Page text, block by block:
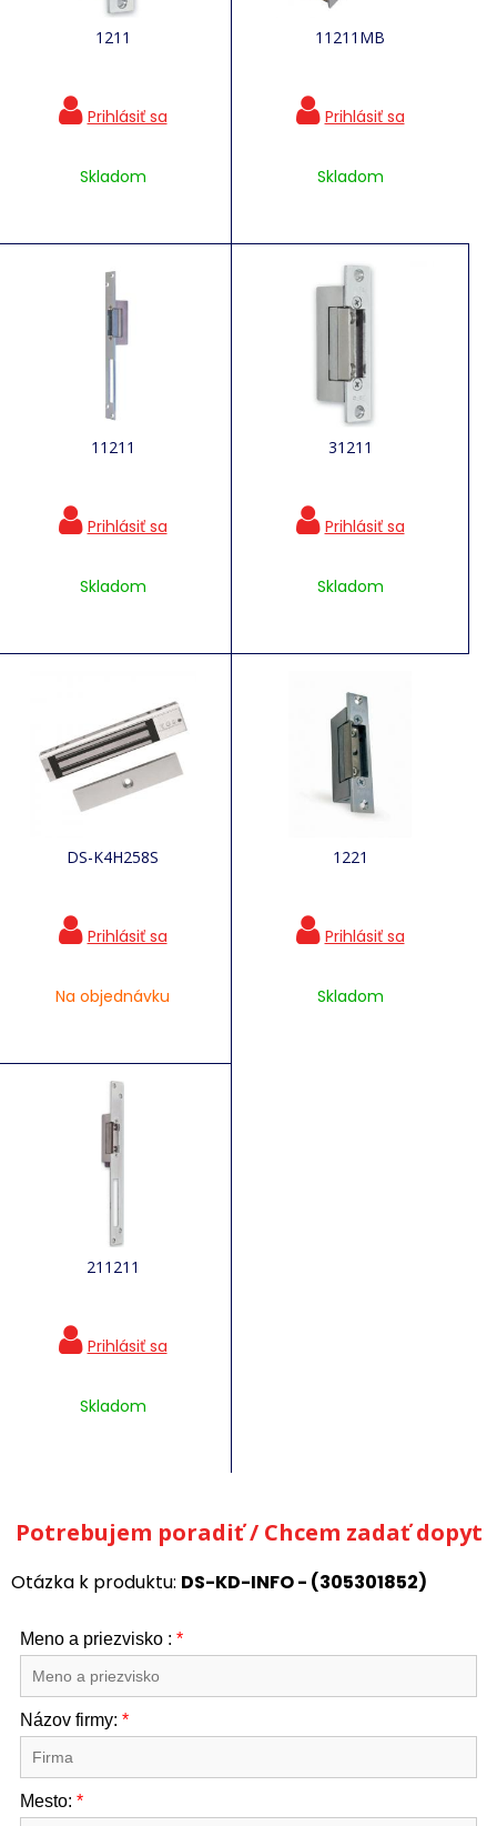
1211
Skladom
11211MB
Skladom
11211
Skladom
31211
Skladom
DS-K4H258S
Na objednávku
1221
Skladom
211211
Skladom
Potrebujem poradiť / Chcem zadať dopyt
Otázka k produktu: DS-KD-INFO - (305301852)